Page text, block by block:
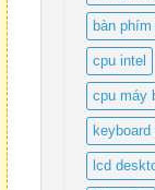
bàn
cpu intel
cpu máy
keyboard
lcd